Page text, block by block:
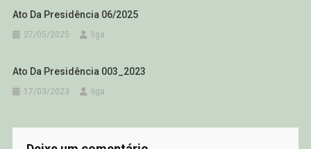
Ato Da Presidência 06/2025
27/05/2025 liga
Ato Da Presidência 003_2023
17/03/2023 liga